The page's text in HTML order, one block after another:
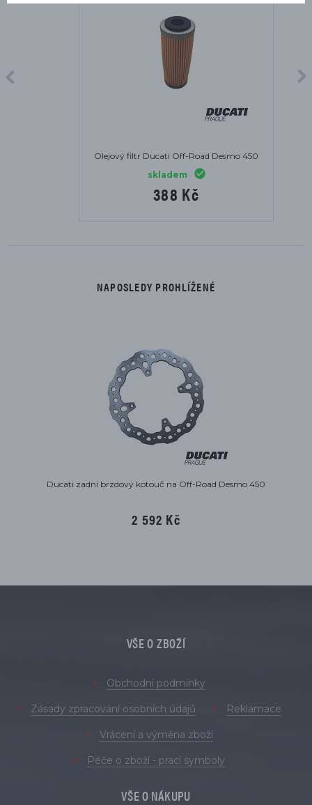
Olejový filtr Ducati Off-Road Desmo 450
skladem
388 Kč
NAPOSLEDY PROHLÍŽENÉ
Ducati zadní brzdový kotouč na Off-Road Desmo 450
2 592 Kč
VŠE O ZBOŽÍ
Obchodní podmínky
Zásady zpracování osobních údajů Reklamace
Vrácení a výměna zboží
Péče o zboží - prací symboly
VŠE O NÁKUPU